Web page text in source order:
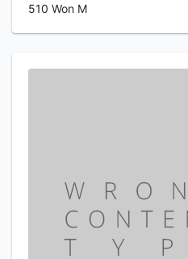
510 Won M